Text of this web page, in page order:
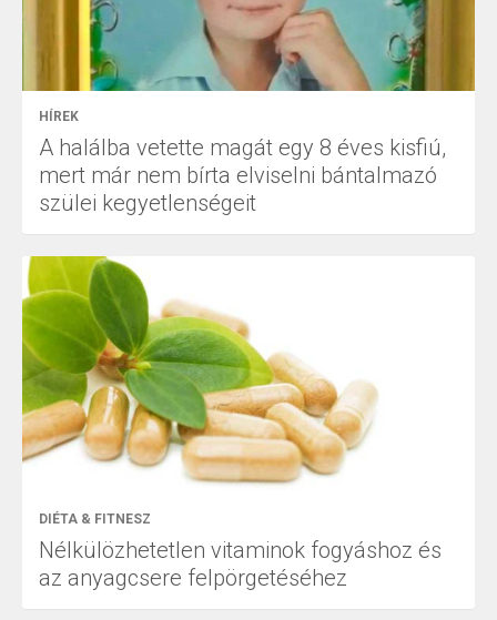
HÍREK
A halálba vetette magát egy 8 éves kisfiú,
mert már nem bírta elviselni bántalmazó
szülei kegyetlenségeit
DIÉTA & FITNESZ
Nélkülözhetetlen vitaminok fogyáshoz és
az anyagcsere felpörgetéséhez